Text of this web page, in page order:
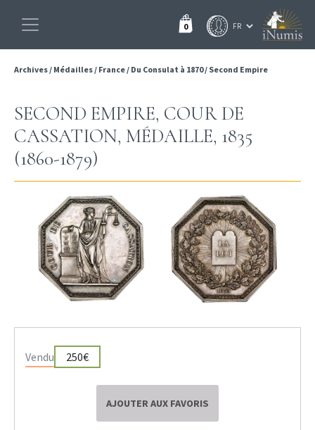
0
Archives/ Médailles/ France/ Du Consulat à 1870/ Second Empire
SECOND EMPIRE, COUR DE
CASSATION, MÉDAILLE, 1835
(1860-1879)
Vendu 250€
AJOUTER AUX FAVORIS